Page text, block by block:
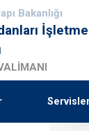
Bakanlığı